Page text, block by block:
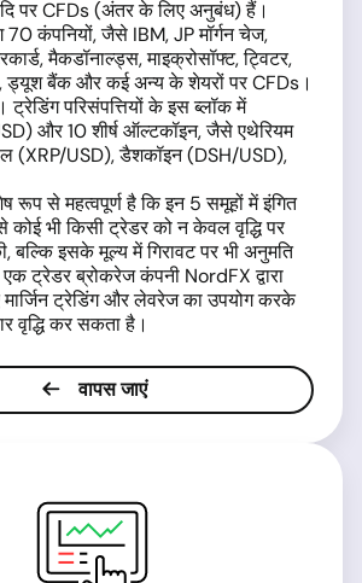
पर CFDs (अंतर के लिए अनुबंध) हैं।
70 कंपनियों, जैसे IBM, JP मॉर्गन चेज,
मैकडॉनाल्ड्स, माइक्रोसॉफ्ट, ट्विटर,
ड्यूश बैंक और कई अन्य के शेयरों पर CFDs।
ट्रेडिंग परिसंपत्तियों के इस ब्लॉक में
और 10 शीर्ष ऑल्टकॉइन, जैसे एथेरियम
(XRP/USD), डैशकॉइन (DSH/USD),
रूप से महत्वपूर्ण है कि इन 5 समूहों में इंगित
भी किसी ट्रेडर को न केवल वृद्धि पर
बल्कि इसके मूल्य में गिरावट पर भी अनुमति
ट्रेडर ब्रोकरेज कंपनी NordFX द्वारा
मार्जिन ट्रेडिंग और लेवरेज का उपयोग करके
वृद्धि कर सकता है।
वापस जाएं